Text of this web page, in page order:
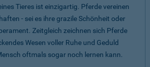
Tieres ist einzigartig. Pferde vereinen
- sei es ihre grazile Schönheit oder
Zeitgleich zeichnen sich Pferde
Wesen voller Ruhe und Geduld
oftmals sogar noch lernen kann.